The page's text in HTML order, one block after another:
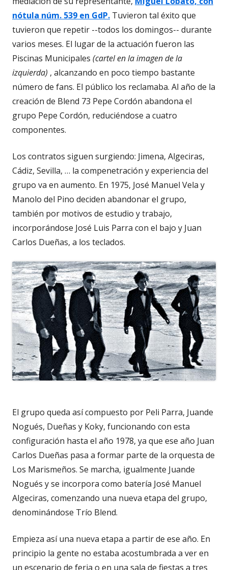
nótula núm. 539 en GdP. Tuvieron tal éxito que
tuvieron que repetir --todos los domingos-- durante
varios meses. El lugar de la actuación fueron las
Piscinas Municipales (cartel en la imagen de la
izquierda) , alcanzando en poco tiempo bastante
número de fans. El público los reclamaba. Al año de la
creación de Blend 73 Pepe Cordón abandona el
grupo Pepe Cordón, reduciéndose a cuatro
componentes.
Los contratos siguen surgiendo: Jimena, Algeciras,
Cádiz, Sevilla, … la compenetración y experiencia del
grupo va en aumento. En 1975, José Manuel Vela y
Manolo del Pino deciden abandonar el grupo,
también por motivos de estudio y trabajo,
incorporándose José Luis Parra con el bajo y Juan
Carlos Dueñas, a los teclados.
El grupo queda así compuesto por Peli Parra, Juande
Nogués, Dueñas y Koky, funcionando con esta
configuración hasta el año 1978, ya que ese año Juan
Carlos Dueñas pasa a formar parte de la orquesta de
Los Marismeños. Se marcha, igualmente Juande
Nogués y se incorpora como batería José Manuel
Algeciras, comenzando una nueva etapa del grupo,
denominándose Trío Blend.
Empieza así una nueva etapa a partir de ese año. En
principio la gente no estaba acostumbrada a ver en
un escenario de feria o en una sala de fiestas a tres